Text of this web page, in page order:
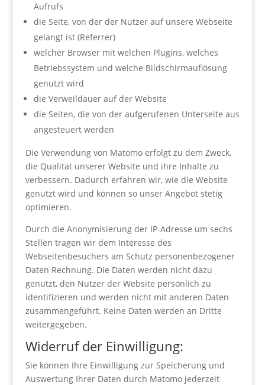
Aufrufs
die Seite, von der der Nutzer auf unsere Webseite
gelangt ist (Referrer)
welcher Browser mit welchen Plugins, welches
Betriebssystem und welche Bildschirmauflösung
genutzt wird
die Verweildauer auf der Website
die Seiten, die von der aufgerufenen Unterseite aus
angesteuert werden
Die Verwendung von Matomo erfolgt zu dem Zweck,
die Qualität unserer Website und ihre Inhalte zu
verbessern. Dadurch erfahren wir, wie die Website
genutzt wird und können so unser Angebot stetig
optimieren.
Durch die Anonymisierung der IP-Adresse um sechs
Stellen tragen wir dem Interesse des
Webseitenbesuchers am Schutz personenbezogener
Daten Rechnung. Die Daten werden nicht dazu
genutzt, den Nutzer der Website persönlich zu
identifizieren und werden nicht mit anderen Daten
zusammengeführt. Keine Daten werden an Dritte
weitergegeben.
Widerruf der Einwilligung:
Sie können Ihre Einwilligung zur Speicherung und
Auswertung Ihrer Daten durch Matomo jederzeit